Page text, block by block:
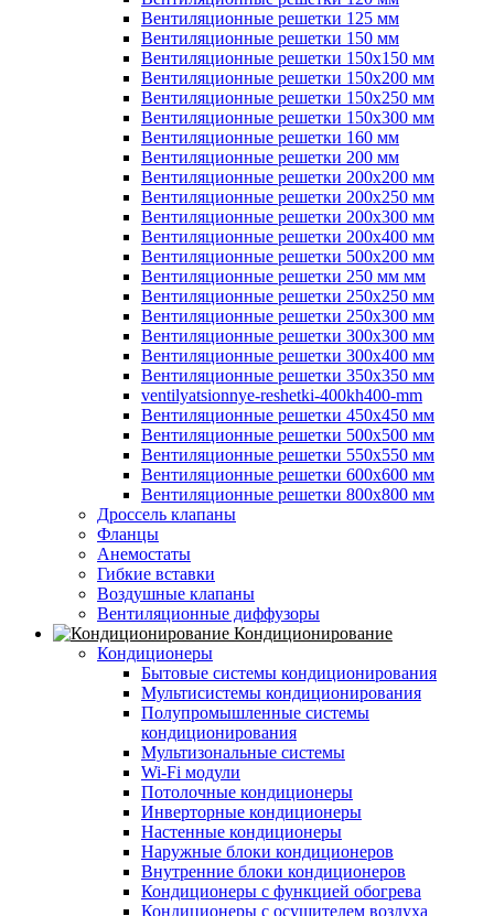
Вентиляционные решетки 125 мм
Вентиляционные решетки 150 мм
Вентиляционные решетки 150х150 мм
Вентиляционные решетки 150х200 мм
Вентиляционные решетки 150х250 мм
Вентиляционные решетки 150х300 мм
Вентиляционные решетки 160 мм
Вентиляционные решетки 200 мм
Вентиляционные решетки 200х200 мм
Вентиляционные решетки 200х250 мм
Вентиляционные решетки 200х300 мм
Вентиляционные решетки 200х400 мм
Вентиляционные решетки 500х200 мм
Вентиляционные решетки 250 мм мм
Вентиляционные решетки 250х250 мм
Вентиляционные решетки 250х300 мм
Вентиляционные решетки 300х300 мм
Вентиляционные решетки 300х400 мм
Вентиляционные решетки 350х350 мм
ventilyatsionnye-reshetki-400kh400-mm
Вентиляционные решетки 450х450 мм
Вентиляционные решетки 500х500 мм
Вентиляционные решетки 550х550 мм
Вентиляционные решетки 600х600 мм
Вентиляционные решетки 800х800 мм
Дроссель клапаны
Фланцы
Анемостаты
Гибкие вставки
Воздушные клапаны
Вентиляционные диффузоры
Кондиционирование
Кондиционеры
Бытовые системы кондиционирования
Мультисистемы кондиционирования
Полупромышленные системы
кондиционирования
Мультизональные системы
Wi-Fi модули
Потолочные кондиционеры
Инверторные кондиционеры
Настенные кондиционеры
Наружные блоки кондиционеров
Внутренние блоки кондиционеров
Кондиционеры с функцией обогрева
Кондиционеры с осушителем воздуха